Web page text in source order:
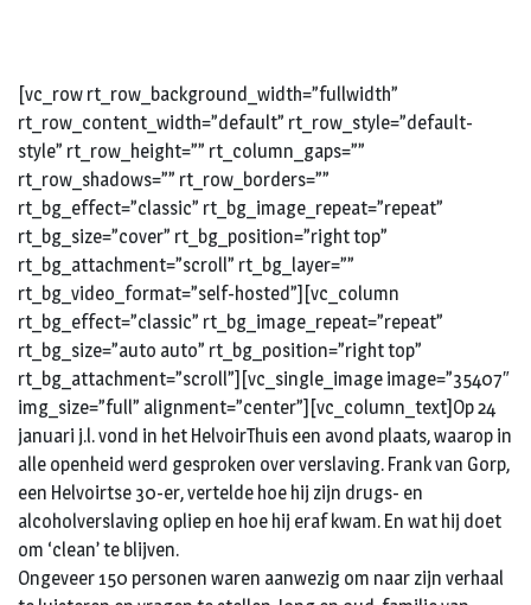
[vc_row rt_row_background_width=”fullwidth”
rt_row_content_width=”default” rt_row_style=”default-
style” rt_row_height=”” rt_column_gaps=””
rt_row_shadows=”” rt_row_borders=””
rt_bg_effect=”classic” rt_bg_image_repeat=”repeat”
rt_bg_size=”cover” rt_bg_position=”right top”
rt_bg_attachment=”scroll” rt_bg_layer=””
rt_bg_video_format=”self-hosted”][vc_column
rt_bg_effect=”classic” rt_bg_image_repeat=”repeat”
rt_bg_size=”auto auto” rt_bg_position=”right top”
rt_bg_attachment=”scroll”][vc_single_image image=”35407″
img_size=”full” alignment=”center”][vc_column_text]Op 24
januari j.l. vond in het HelvoirThuis een avond plaats, waarop in
alle openheid werd gesproken over verslaving. Frank van Gorp,
een Helvoirtse 30-er, vertelde hoe hij zijn drugs- en
alcoholverslaving opliep en hoe hij eraf kwam. En wat hij doet
om ‘clean’ te blijven.
Ongeveer 150 personen waren aanwezig om naar zijn verhaal